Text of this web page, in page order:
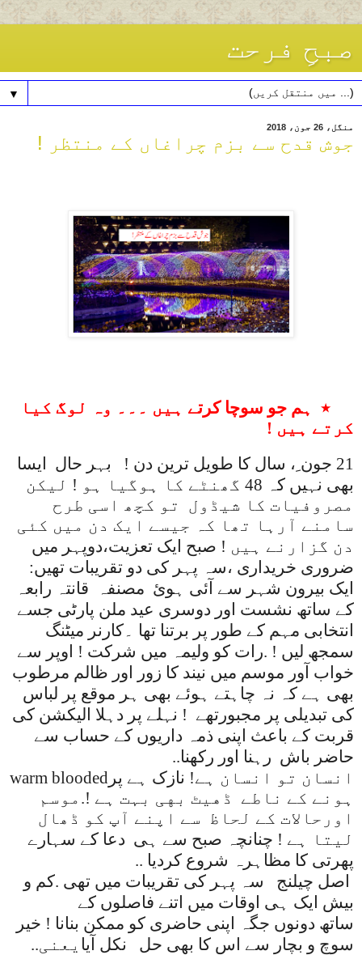
صبحِ فرحت
▼
منگل، 26 جون، 2018
جوش قدح سے بزم چراغاں کے منتظر !
٭ ہم جو سوچا کرتے ہیں ۔۔۔ وہ لوگ کیا
کرتے ہیں !
21 جون ِ،
سال کا طویل ترین دن ! بہر حال ایسا
بھی نہیں کہ 48 گھنٹے کا ہوگیا ہو ! لیکن
مصروفیات کا شیڈول تو کچھ اسی طرح
سامنے آرہا تھا کہ جیسے ایک دن میں کئی
دن گزارنے ہیں ! صبح ایک تعزیت،دوپہر میں
ضروری خریداری ،سہ پہر کی دو تقریبات تهیں:
ایک بیرون شہر سے آئی ہوئ مصنفہ قانتہ رابعہ
کے ساتھ نشست اور دوسری عید ملن پارٹی جسے
انتخابی مہم کے طور پر برتنا تھا ۔کارنر میٹنگ
سمجھ لیں ! .رات کو ولیمہ میں شرکت ! اوپر سے
خواب آور موسم میں نیند کا زور اور ظالم مرطوب
بھی ہے کہ نہ چاہتے ہوئے بھی ہر موقع پر لباس
کی تبدیلی پر مجبورتهے ! نہلے پر دہلا الیکشن کی
قربت کے باعث اپنی ذمہ داریوں کے حساب سے
حاضر باش رہنا اور رکهنا..
انسان تو انسان ہے! نازک ہے پر warm blooded
ہونے کے ناطے ڈهیٹ بهی بہت ہے !.موسم
اورحالات کے لحاظ سے اپنے آپ کو ڈھال
لیتا ہے ! چنانچہ صبح سے ہی دعا کے سہارے
پھرتی کا مظاہرہ شروع کردیا ..
اصل چیلنج
سہ پہر کی تقریبات میں تھی .کم و
بیش ایک ہی اوقات میں اتنے فاصلوں کے
ساتھ دونوں جگہ اپنی حاضری کو ممکن بنانا ! خیر
سوچ و بچار سے اس کا بھی حل
نکل آیا
..یعنی